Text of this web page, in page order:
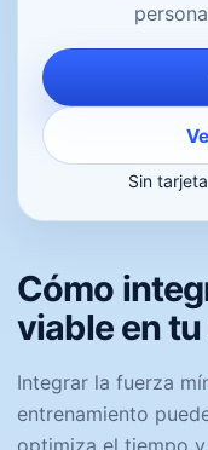
Sin
Cómo
viable en
Integrar la fuerza
entrenamiento
optimiza el tiempo